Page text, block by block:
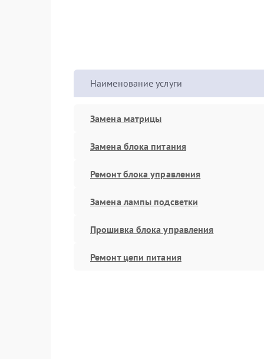
Наименование услуги
Замена матрицы
Замена блока питания
Ремонт блока управления
Замена лампы подсветки
Прошивка блока управления
Ремонт цепи питания